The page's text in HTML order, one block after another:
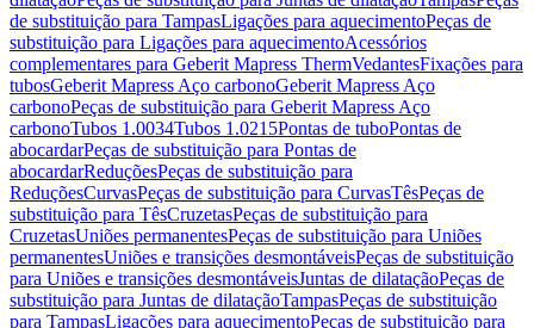
de substituição para TampasLigações para aquecimentoPeças de
substituição para Ligações para aquecimentoAcessórios
complementares para Geberit Mapress ThermVedantesFixações para
tubosGeberit Mapress Aço carbonoGeberit Mapress Aço
carbonoPeças de substituição para Geberit Mapress Aço
carbonoTubos 1.0034Tubos 1.0215Pontas de tuboPontas de
abocardarPeças de substituição para Pontas de
abocardarReduçõesPeças de substituição para
ReduçõesCurvasPeças de substituição para CurvasTêsPeças de
substituição para TêsCruzetasPeças de substituição para
CruzetasUniões permanentesPeças de substituição para Uniões
permanentesUniões e transições desmontáveisPeças de substituição
para Uniões e transições desmontáveisJuntas de dilataçãoPeças de
substituição para Juntas de dilataçãoTampasPeças de substituição
para TampasLigações para aquecimentoPeças de substituição para